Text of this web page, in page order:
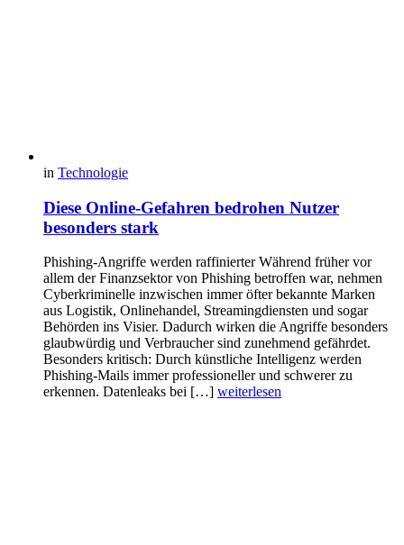
in Technologie
Diese Online-Gefahren bedrohen Nutzer
besonders stark
Phishing-Angriffe werden raffinierter Während früher vor
allem der Finanzsektor von Phishing betroffen war, nehmen
Cyberkriminelle inzwischen immer öfter bekannte Marken
aus Logistik, Onlinehandel, Streamingdiensten und sogar
Behörden ins Visier. Dadurch wirken die Angriffe besonders
glaubwürdig und Verbraucher sind zunehmend gefährdet.
Besonders kritisch: Durch künstliche Intelligenz werden
Phishing-Mails immer professioneller und schwerer zu
erkennen. Datenleaks bei […] weiterlesen